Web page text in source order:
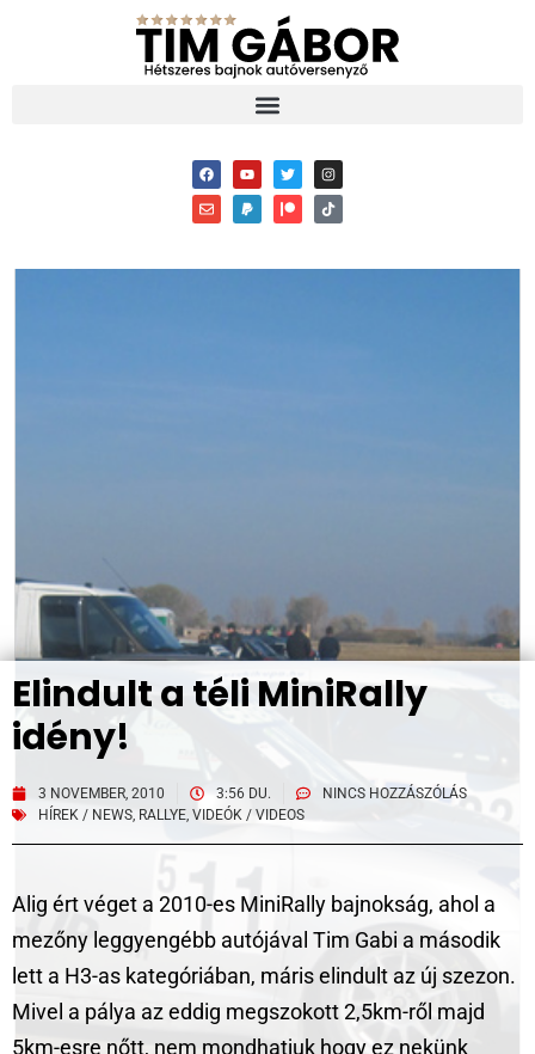
Elindult a téli MiniRally
idény!
3 NOVEMBER, 2010 3:56 DU.
NINCS HOZZÁSZÓLÁS
HÍREK / NEWS, RALLYE, VIDEÓK / VIDEOS
Alig ért véget a 2010-es MiniRally bajnokság, ahol a
mezőny leggyengébb autójával Tim Gabi a második
lett a H3-as kategóriában, máris elindult az új szezon.
Mivel a pálya az eddig megszokott 2,5km-ről majd
5km-esre nőtt, nem mondhatjuk hogy ez nekünk